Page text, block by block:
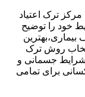
مرکز ترک اعتیاد
خود را توضیح
روش ترک
جسمانی و
برای تمامی